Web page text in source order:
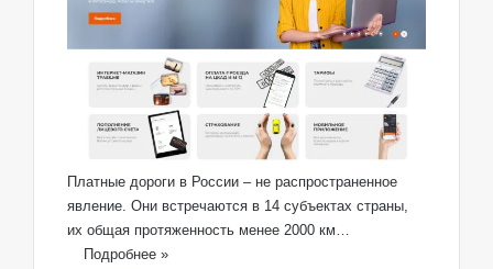
Платные дороги в России – не распространенное
явление. Они встречаются в 14 субъектах страны,
их общая протяженность менее 2000 км…
Подробнее »